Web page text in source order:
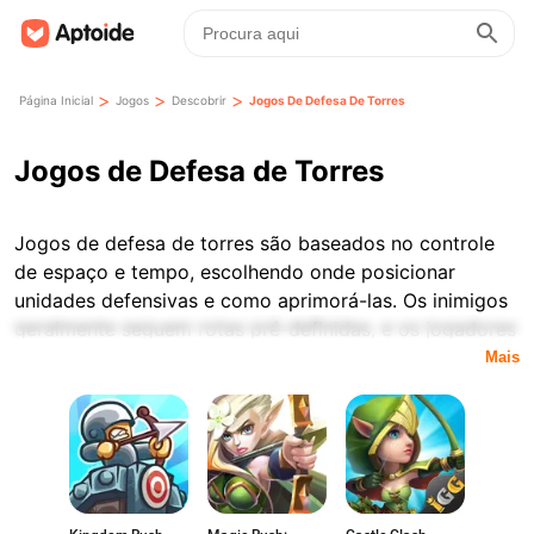
Página Inicial > Jogos > Descobrir > Jogos De Defesa De Torres
Jogos de Defesa de Torres
Jogos de defesa de torres são baseados no controle
de espaço e tempo, escolhendo onde posicionar
unidades defensivas e como aprimorá-las. Os inimigos
geralmente seguem rotas pré-definidas, e os jogadores
precisam impedir que eles alcancem o alvo usando um
A maioria dos jogos de defesa de torres segue uma
estrutura de ondas, onde cada onda apresenta inimigos
mais fortes ou variados. Conforme a dificuldade
aumenta, o jogador pode precisar ajustar suas
Mais